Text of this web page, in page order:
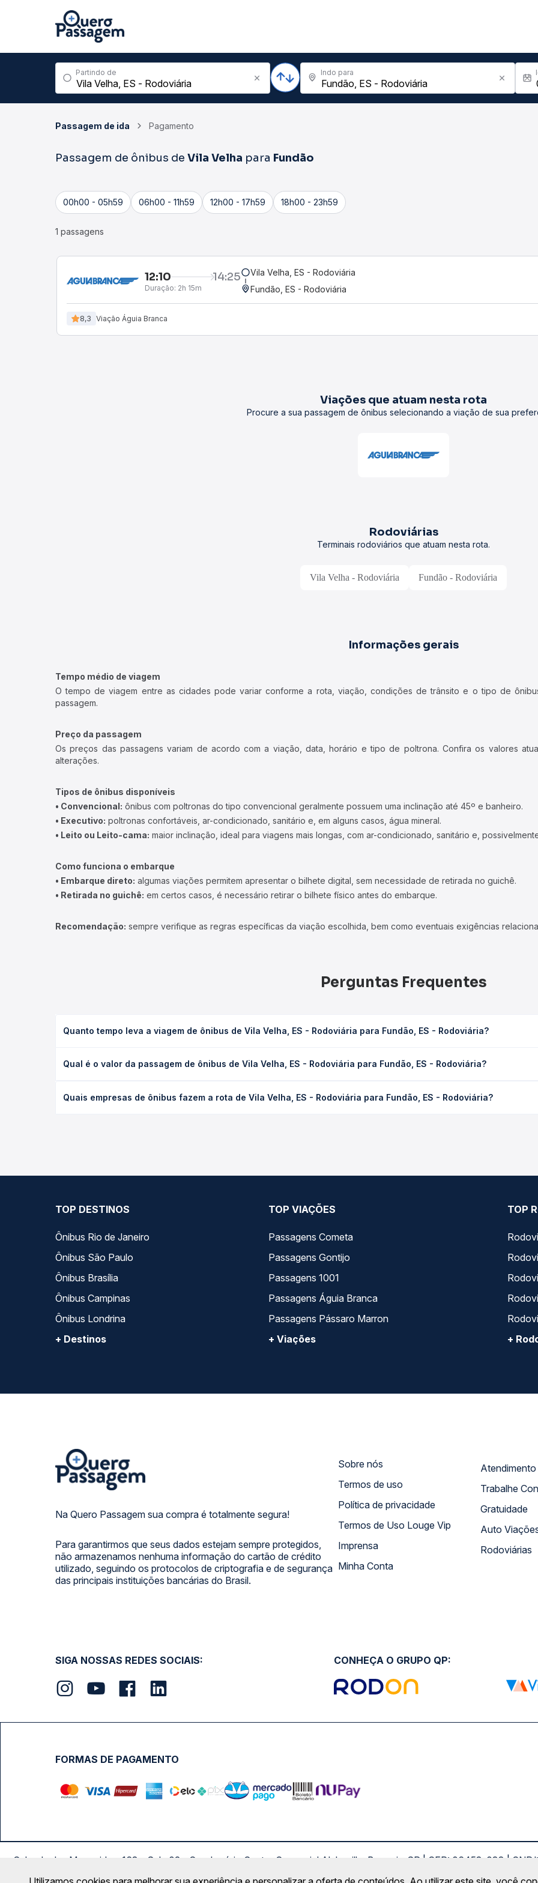
Partindo de Indo para
Passagem de ida Pagamento
Passagem de ônibus de Vila Velha para Fundão
00h00 - 05h59 06h00 - 11h59 12h00 - 17h59 18h00 - 23h59
1 passagens
12:10 14:25
Duração: 2h 15m
Vila Velha, ES - Rodoviária
Fundão, ES - Rodoviária
8,3 Viação Águia Branca
Viações que atuam nesta rota
Procure a sua passagem de ônibus selecionando a viação de sua
Rodoviárias
Terminais rodoviários que atuam nesta rota.
Vila Velha - Rodoviária Fundão - Rodoviária
Informações gerais
Tempo médio de viagem
O tempo de viagem entre as cidades pode variar conforme a rota, viação, condições de trânsito e o tipo de
passagem.
Preço da passagem
Os preços das passagens variam de acordo com a viação, data, horário e tipo de poltrona. Confira os valores
alterações.
Tipos de ônibus disponíveis
• Convencional: ônibus com poltronas do tipo convencional geralmente possuem uma inclinação até 45º e banheiro.
• Executivo: poltronas confortáveis, ar-condicionado, sanitário e, em alguns casos, água mineral.
• Leito ou Leito-cama: maior inclinação, ideal para viagens mais longas, com ar-condicionado, sanitário e,
Como funciona o embarque
• Embarque direto: algumas viações permitem apresentar o bilhete digital, sem necessidade de retirada no guichê.
• Retirada no guichê: em certos casos, é necessário retirar o bilhete físico antes do embarque.
Recomendação: sempre verifique as regras específicas da viação escolhida, bem como eventuais exigências
Perguntas Frequentes
Quanto tempo leva a viagem de ônibus de Vila Velha, ES - Rodoviária para Fundão, ES - Rodoviária?
(convencional, executivo ou leito) e as condições de tráfego. Na Quero Passagem você consulta os horários
Qual é o valor da passagem de ônibus de Vila Velha, ES - Rodoviária para Fundão, ES - Rodoviária?
tipo de poltrona e a antecedência da compra. Na Quero Passagem você compara os preços de todas as viações em
Quais empresas de ônibus fazem a rota de Vila Velha, ES - Rodoviária para Fundão, ES - Rodoviária?
TOP DESTINOS
Ônibus Rio de Janeiro
Ônibus São Paulo
Ônibus Brasília
Ônibus Campinas
Ônibus Londrina
+ Destinos
TOP VIAÇÕES
Passagens Cometa
Passagens Gontijo
Passagens 1001
Passagens Águia Branca
Passagens Pássaro Marron
+ Viações
TOP
+
Na Quero Passagem sua compra é totalmente segura!
Para garantirmos que seus dados estejam sempre protegidos,
não armazenamos nenhuma informação do cartão de crédito
utilizado, seguindo os protocolos de criptografia e de segurança
das principais instituições bancárias do Brasil.
Sobre nós
Termos de uso
Política de privacidade
Termos de Uso Louge Vip
Imprensa
Minha Conta
Trabalhe
Gratuidade
Auto
Rodoviárias
SIGA NOSSAS REDES SOCIAIS: CONHEÇA O GRUPO QP:
FORMAS DE PAGAMENTO
Calçada das Margaridas, 163 - Sala 02 - Condomínio Centro Comercial Alphaville, Barueri - SP | CEP: 06453-038 |
Copyright 2026 © QueroPassagem.com.br